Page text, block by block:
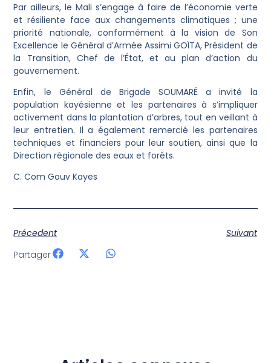
‎Par ailleurs, le Mali s’engage à faire de l’économie verte
et résiliente face aux changements climatiques ; une
priorité nationale, conformément à la vision de Son
Excellence le Général d’Armée Assimi GOÏTA, Président de
la Transition, Chef de l’État, et au plan d’action du
gouvernement.
‎Enfin, le Général de Brigade SOUMARÉ a invité la
population kayésienne et les partenaires à s’impliquer
activement dans la plantation d’arbres, tout en veillant à
leur entretien. Il a également remercié les partenaires
techniques et financiers pour leur soutien, ainsi que la
Direction régionale des eaux et forêts.
‎C. Com Gouv Kayes
Précedent
Suivant
Partager